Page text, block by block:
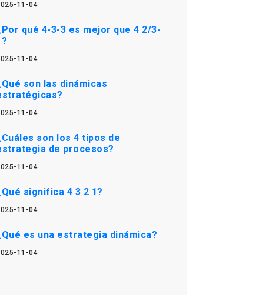
11-04
qué 4-3-3 es mejor que 4 2/3-
11-04
son las dinámicas
11-04
son los 4 tipos de
de procesos?
11-04
significa 4 3 2 1?
11-04
es una estrategia dinámica?
11-04